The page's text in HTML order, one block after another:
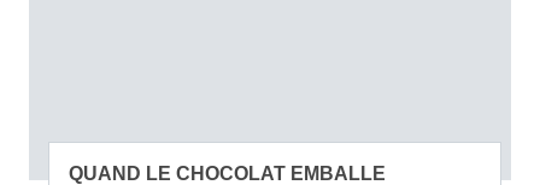
QUAND LE CHOCOLAT EMBALLE